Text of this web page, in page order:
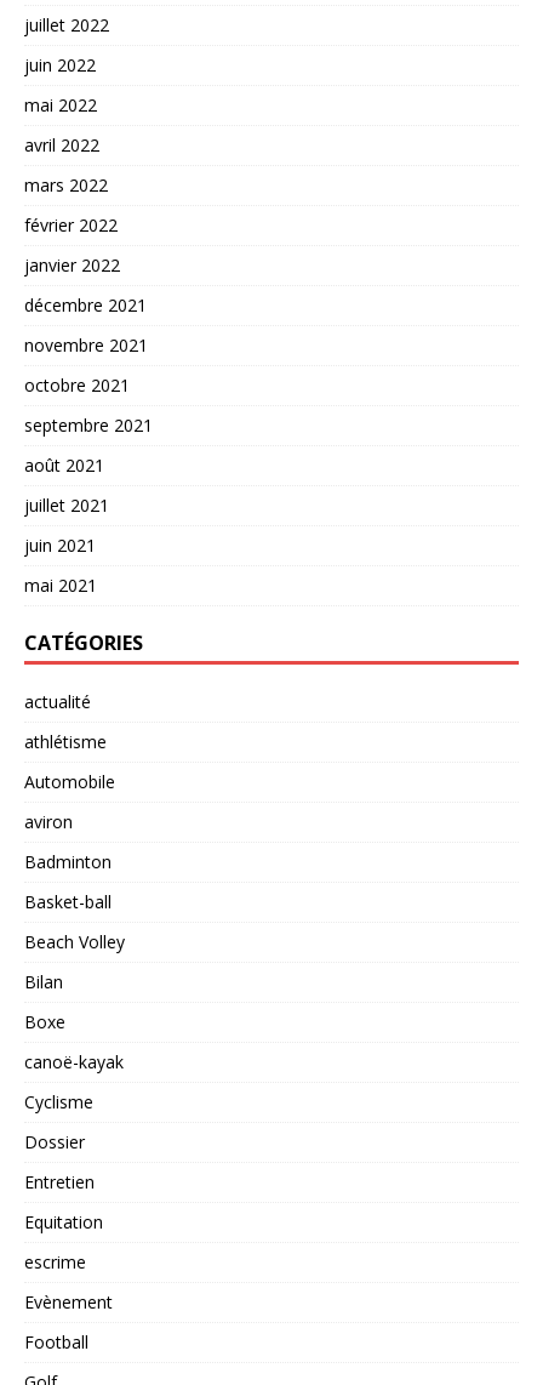
juillet 2022
juin 2022
mai 2022
avril 2022
mars 2022
février 2022
janvier 2022
décembre 2021
novembre 2021
octobre 2021
septembre 2021
août 2021
juillet 2021
juin 2021
mai 2021
CATÉGORIES
actualité
athlétisme
Automobile
aviron
Badminton
Basket-ball
Beach Volley
Bilan
Boxe
canoë-kayak
Cyclisme
Dossier
Entretien
Equitation
escrime
Evènement
Football